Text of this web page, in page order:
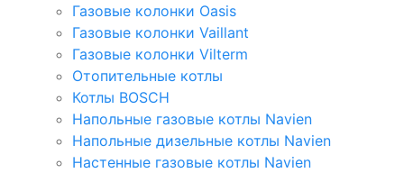
Газовые колонки Oasis
Газовые колонки Vaillant
Газовые колонки Vilterm
Отопительные котлы
Котлы BOSCH
Напольные газовые котлы Navien
Напольные дизельные котлы Navien
Настенные газовые котлы Navien